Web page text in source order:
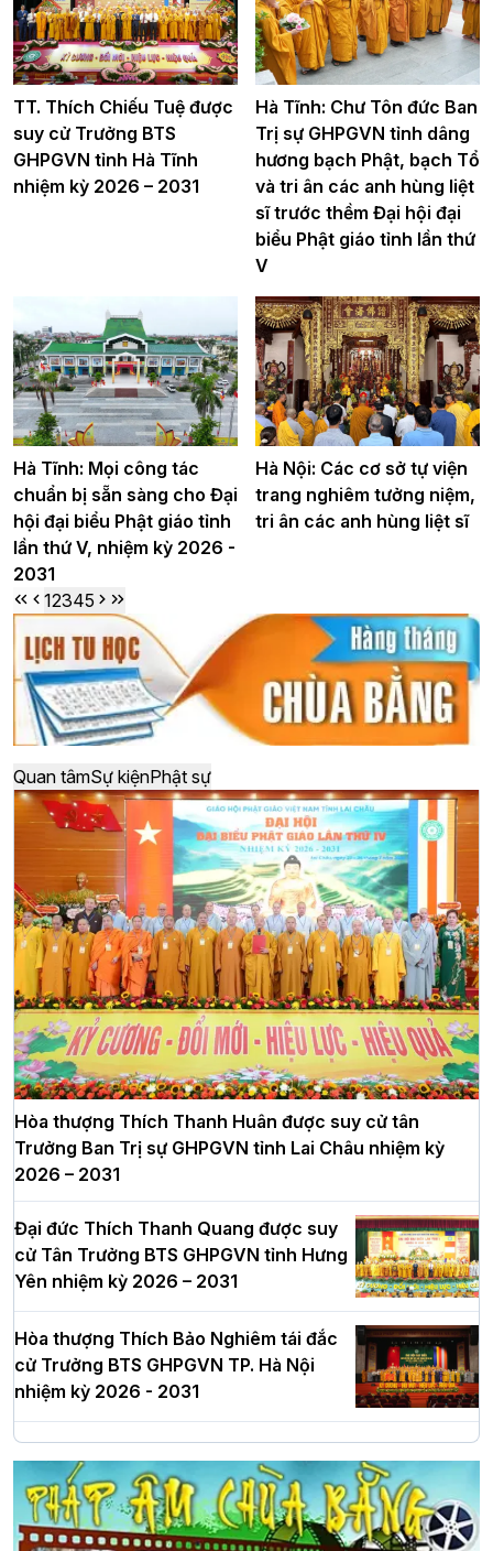
TT. Thích Chiếu Tuệ được
suy cử Trưởng BTS
GHPGVN tỉnh Hà Tĩnh
nhiệm kỳ 2026 – 2031
Hà Tĩnh: Chư Tôn đức Ban
Trị sự GHPGVN tỉnh dâng
hương bạch Phật, bạch Tổ
và tri ân các anh hùng liệt
sĩ trước thềm Đại hội đại
biểu Phật giáo tỉnh lần thứ
V
Hà Tĩnh: Mọi công tác
chuẩn bị sẵn sàng cho Đại
hội đại biểu Phật giáo tỉnh
lần thứ V, nhiệm kỳ 2026 -
2031
Hà Nội: Các cơ sở tự viện
trang nghiêm tưởng niệm,
tri ân các anh hùng liệt sĩ
12345
Quan tâmSự kiệnPhật sự
Hòa thượng Thích Thanh Huân được suy cử tân
Trưởng Ban Trị sự GHPGVN tỉnh Lai Châu nhiệm kỳ
2026 – 2031
Đại đức Thích Thanh Quang được suy
cử Tân Trưởng BTS GHPGVN tỉnh Hưng
Yên nhiệm kỳ 2026 – 2031
Hòa thượng Thích Bảo Nghiêm tái đắc
cử Trưởng BTS GHPGVN TP. Hà Nội
nhiệm kỳ 2026 - 2031
Hà Nội: Long trọng lễ khởi công xây
dựng Trung tâm văn hóa Phật giáo Thủ
đô